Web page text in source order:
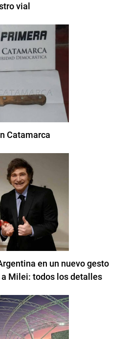
vial
Catamarca
en un nuevo gesto
Milei: todos los detalles